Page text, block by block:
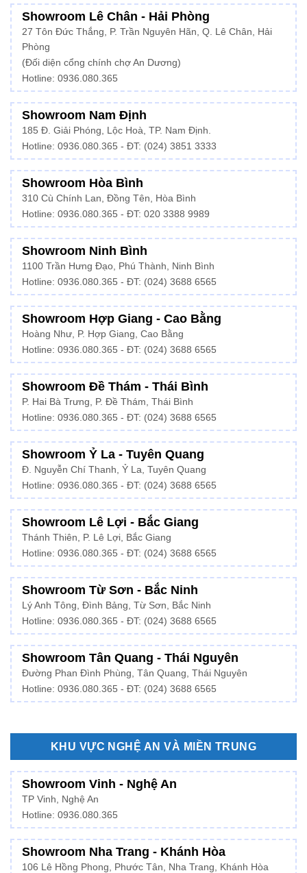
Showroom Lê Chân - Hải Phòng
27 Tôn Đức Thắng, P. Trần Nguyên Hãn, Q. Lê Chân, Hải
Phòng
(Đối diện cổng chính chợ An Dương)
Hotline: 0936.080.365
Showroom Nam Định
185 Đ. Giải Phóng, Lộc Hoà, TP. Nam Định.
Hotline: 0936.080.365 - ĐT: (024) 3851 3333
Showroom Hòa Bình
310 Cù Chính Lan, Đồng Tên, Hòa Bình
Hotline: 0936.080.365 - ĐT: 020 3388 9989
Showroom Ninh Bình
1100 Trần Hưng Đạo, Phú Thành, Ninh Bình
Hotline: 0936.080.365 - ĐT: (024) 3688 6565
Showroom Hợp Giang - Cao Bằng
Hoàng Như, P. Hợp Giang, Cao Bằng
Hotline: 0936.080.365 - ĐT: (024) 3688 6565
Showroom Đề Thám - Thái Bình
P. Hai Bà Trưng, P. Đề Thám, Thái Bình
Hotline: 0936.080.365 - ĐT: (024) 3688 6565
Showroom Ỷ La - Tuyên Quang
Đ. Nguyễn Chí Thanh, Ỷ La, Tuyên Quang
Hotline: 0936.080.365 - ĐT: (024) 3688 6565
Showroom Lê Lợi - Bắc Giang
Thánh Thiên, P. Lê Lợi, Bắc Giang
Hotline: 0936.080.365 - ĐT: (024) 3688 6565
Showroom Từ Sơn - Bắc Ninh
Lý Anh Tông, Đình Bảng, Từ Sơn, Bắc Ninh
Hotline: 0936.080.365 - ĐT: (024) 3688 6565
Showroom Tân Quang - Thái Nguyên
Đường Phan Đình Phùng, Tân Quang, Thái Nguyên
Hotline: 0936.080.365 - ĐT: (024) 3688 6565
KHU VỰC NGHỆ AN VÀ MIỀN TRUNG
Showroom Vinh - Nghệ An
TP Vinh, Nghệ An
Hotline: 0936.080.365
Showroom Nha Trang - Khánh Hòa
106 Lê Hồng Phong, Phước Tân, Nha Trang, Khánh Hòa